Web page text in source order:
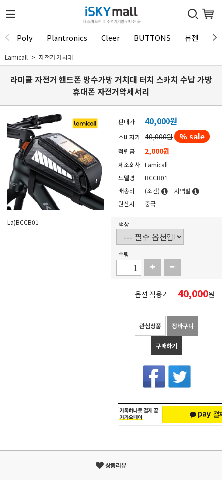
Poly Plantronics Cleer BUTTONS 뮤젠
Lamicall 자전거 거치대
라미콜 자전거 핸드폰 방수가방 거치대 터치 스카치 수납 가방
휴대폰 자전거악세서리
La)BCCB01
판매가 40,000원
소비자가 40,000원 % sale
적립금 2,000원
제조회사 Lamicall
모델명
BCCB01
배송비
(조건)
지역별
원산지
중국
색상
수량
옵션 적용가 40,000원
관심상품 장바구니
구매하기
상품리뷰